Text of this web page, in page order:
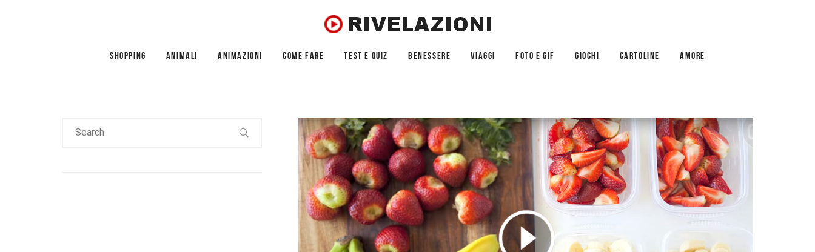
SHOPPING ANIMALI ANIMAZIONI COME FARE TEST E QUIZ BENESSERE VIAGGI FOTO E GIF GIOCHI CARTOLINE AMORE